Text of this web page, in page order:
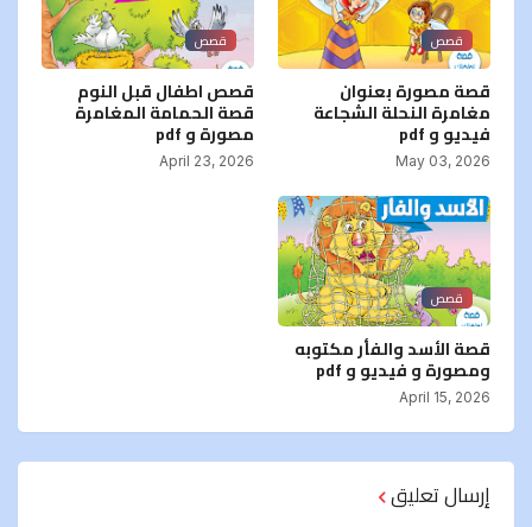
قصص
قصة مصورة بعنوان
مغامرة النحلة الشجاعة
فيديو و pdf
May 03, 2026
قصص
قصص اطفال قبل النوم
قصة الحمامة المغامرة
مصورة و pdf
April 23, 2026
قصص
قصة الأسد والفأر مكتوبه
ومصورة و فيديو و pdf
April 15, 2026
إرسال تعليق